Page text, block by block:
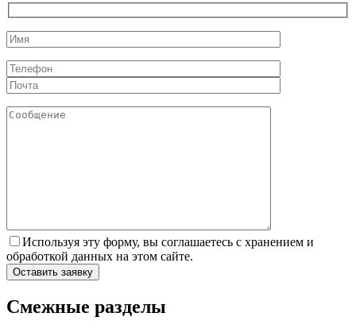
Используя эту форму, вы соглашаетесь с хранением и
обработкой данных на этом сайте.
Смежные разделы